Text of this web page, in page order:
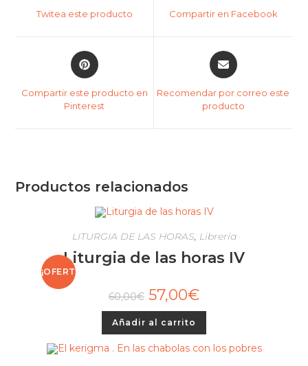
Twitea este producto Compartir en Facebook
Compartir este producto en
Pinterest
Recomendar por correo este
producto
Productos relacionados
¡OFERT
LITURGIA DE LAS HORAS, Librería
Liturgia de las horas IV
60,00€ 57,00€
Añadir al carrito